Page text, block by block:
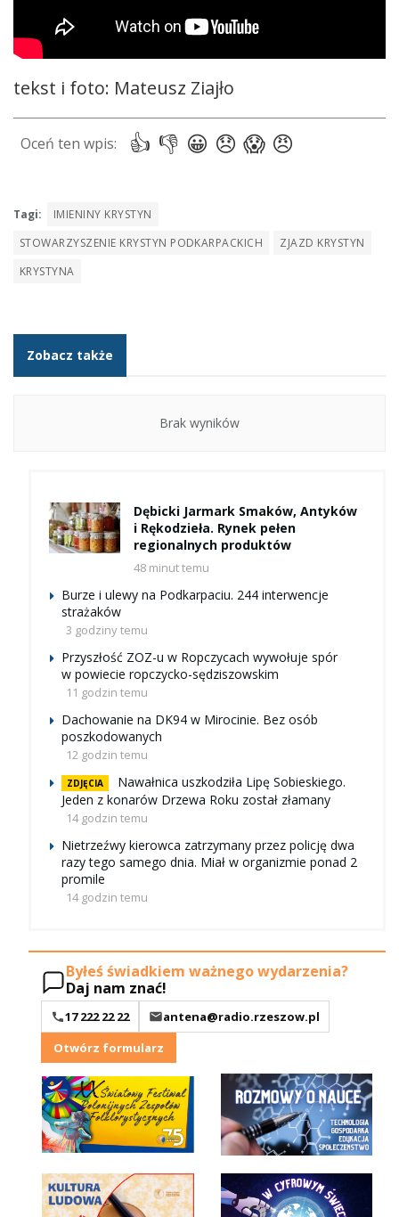
tekst i foto: Mateusz Ziajło
Tagi:
IMIENINY KRYSTYN
STOWARZYSZENIE KRYSTYN PODKARPACKICH
ZJAZD KRYSTYN
KRYSTYNA
Zobacz także
Brak wyników
Dębicki Jarmark Smaków, Antyków
i Rękodzieła. Rynek pełen
regionalnych produktów
48 minut temu
Burze i ulewy na Podkarpaciu. 244 interwencje
strażaków
3 godziny temu
Przyszłość ZOZ-u w Ropczycach wywołuje spór
w powiecie ropczycko-sędziszowskim
11 godzin temu
Dachowanie na DK94 w Mirocinie. Bez osób
poszkodowanych
12 godzin temu
ZDJĘCIA
Nawałnica uszkodziła Lipę Sobieskiego.
Jeden z konarów Drzewa Roku został złamany
14 godzin temu
Nietrzeźwy kierowca zatrzymany przez policję dwa
razy tego samego dnia. Miał w organizmie ponad 2
promile
14 godzin temu
Byłeś świadkiem ważnego wydarzenia?
Daj nam znać!
17 222 22 22
antena@radio.rzeszow.pl
Otwórz formularz